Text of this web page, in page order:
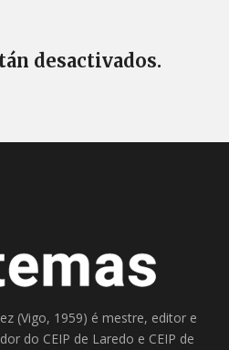
desactivados.
(Vigo, 1959) é mestre, editor e
do CEIP de Laredo e CEIP de